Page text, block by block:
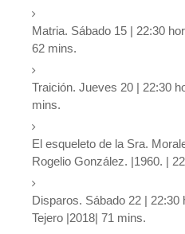
Matria. Sábado 15 | 22:30
62 mins.
Traición. Jueves 20 | 22:30
mins.
El esqueleto de la Sra.
Rogelio González. |1960. |
Disparos. Sábado 22 |
Tejero |2018| 71 mins.